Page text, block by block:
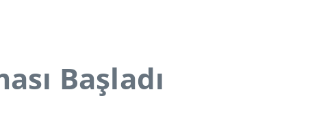
Başladı